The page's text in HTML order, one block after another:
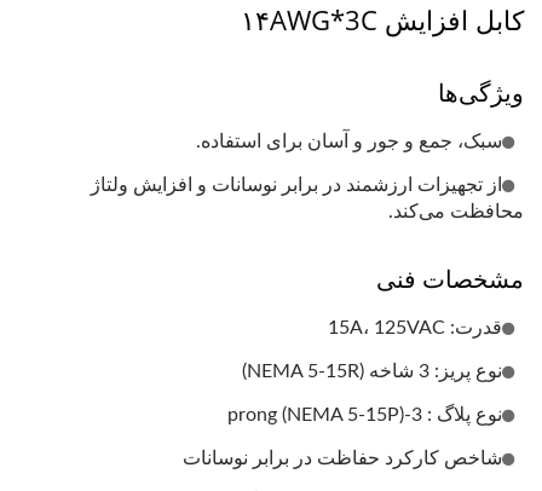
کابل افزایش ۱۴AWG*3C
ویژگی‌ها
سبک، جمع و جور و آسان برای استفاده.
از تجهیزات ارزشمند در برابر نوسانات و افزایش ولتاژ
محافظت می‌کند.
مشخصات فنی
قدرت: 15A، 125VAC
نوع پریز: 3 شاخه (NEMA 5-15R)
نوع پلاگ : 3-prong (NEMA 5-15P)
شاخص کارکرد حفاظت در برابر نوسانات